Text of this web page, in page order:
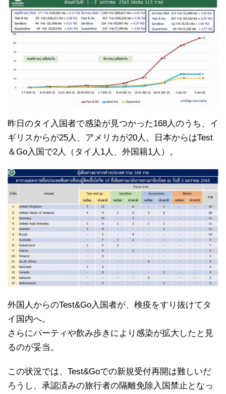
昨日のタイ入国者で感染が見つかった168人のうち、イ
ギリスからが25人、アメリカが20人。日本からはTest
＆Go入国で2人（タイ人1人、外国籍1人）。
外国人からのTest&Go入国者が、検疫をすり抜けてタ
イ国内へ。
さらにパーティや飲み歩きにより感染が拡大したと見
るのが妥当。
この状況では、Test&Goでの新規受付再開は難しいだ
ろうし、承認済みの旅行者の隔離免除入国禁止となっ